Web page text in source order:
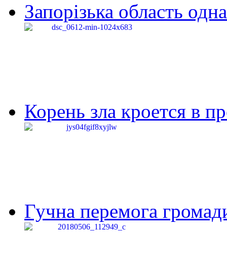
Запорізька область
Корень зла кроется в
Гучна перемога